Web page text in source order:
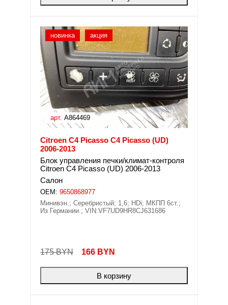
новинка акция
арт. A864469
Citroen C4 Picasso C4 Picasso (UD)
2006-2013
Блок управления печки/климат-контроля
Citroen C4 Picasso (UD) 2006-2013
Салон
OEM: 9650868977
Минивэн.; Серебристый; 1,6; HDi; МКПП 6ст.;
Из Германии.; VIN:VF7UD9HR8CJ631686
175 BYN 166 BYN
В корзину